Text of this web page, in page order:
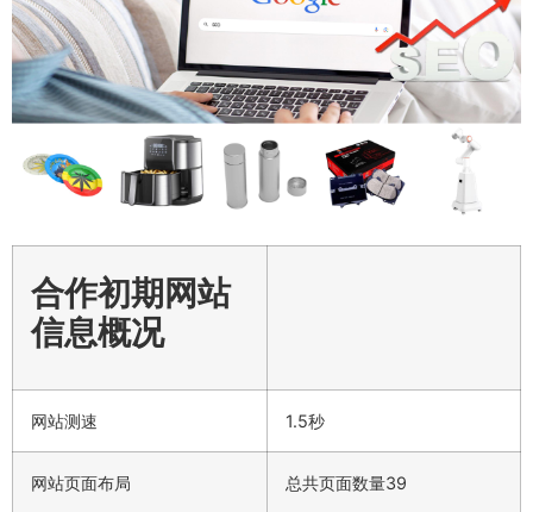
合作初期网站
信息概况
网站测速 1.5秒
网站页面布局 总共页面数量39